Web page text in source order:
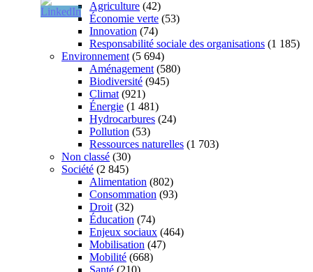
Agriculture (42)
Économie verte (53)
Innovation (74)
Responsabilité sociale des organisations (1 185)
Environnement (5 694)
Aménagement (580)
Biodiversité (945)
Climat (921)
Énergie (1 481)
Hydrocarbures (24)
Pollution (53)
Ressources naturelles (1 703)
Non classé (30)
Société (2 845)
Alimentation (802)
Consommation (93)
Droit (32)
Éducation (74)
Enjeux sociaux (464)
Mobilisation (47)
Mobilité (668)
Santé (210)